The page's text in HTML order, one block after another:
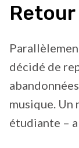
Retour
décidé de
musique. Un
étudiante –